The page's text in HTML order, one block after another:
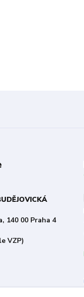
140 00 Praha 4
VZP)